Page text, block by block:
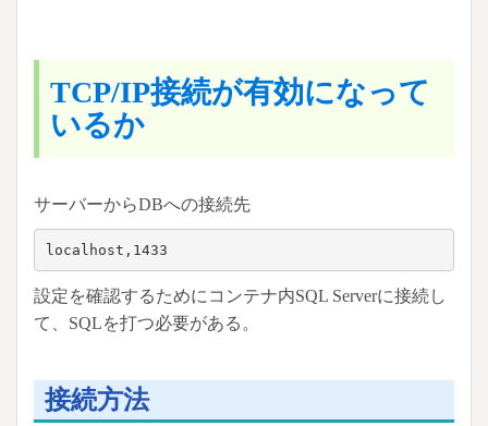
TCP/IP接続が有効になって
いるか
サーバーからDBへの接続先
localhost,1433
設定を確認するためにコンテナ内SQL Serverに接続し
て、SQLを打つ必要がある。
接続方法